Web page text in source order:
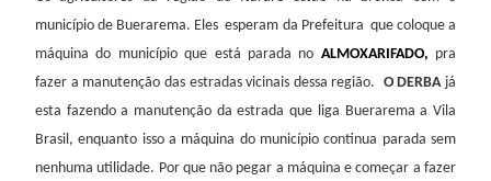
município de Buerarema. Eles esperam da Prefeitura que coloque a
máquina do município que está parada no ALMOXARIFADO, pra
fazer a manutenção das estradas vicinais dessa região. O DERBAjá
esta fazendo a manutenção da estrada que liga Buerarema a Vila
Brasil, enquanto isso a máquina do município continua parada sem
nenhuma utilidade. Por que não pegar a máquina e começar a fazer